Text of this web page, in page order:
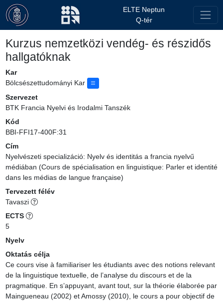
ELTE Neptun
Q-tér
Kurzus nemzetközi vendég- és részidős
hallgatóknak
Kar
Bölcsészettudományi Kar
Szervezet
BTK Francia Nyelvi és Irodalmi Tanszék
Kód
BBI-FFI17-400F:31
Cím
Nyelvészeti specializáció: Nyelv és identitás a francia nyelvű
médiában (Cours de spécialisation en linguistique: Parler et identité
dans les médias de langue française)
Tervezett félév
Tavaszi
ECTS
5
Nyelv
Oktatás célja
Ce cours vise à familiariser les étudiants avec des notions relevant
de la linguistique textuelle, de l’analyse du discours et de la
pragmatique. En s’appuyant, avant tout, sur la théorie élaborée par
Maingueneau (2002) et Amossy (2010), le cours a pour objectif de